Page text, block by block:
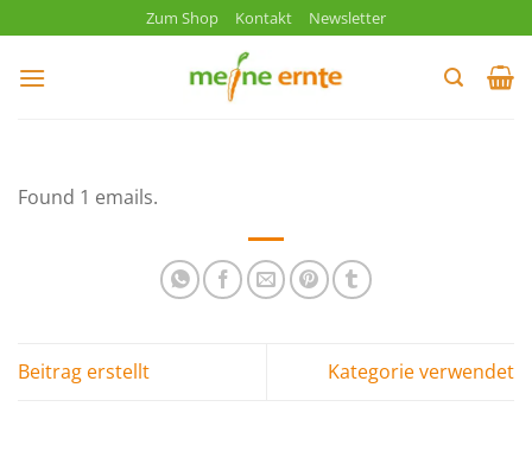
Inhalt
springen
Zum Shop Kontakt Newsletter
Found 1 emails.
Beitrag erstellt Kategorie verwendet